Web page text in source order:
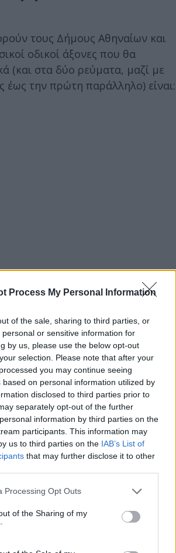
Process My Personal Information
of the sale, sharing to third parties, or
or sensitive information for
by us, please use the below opt-out
selection. Please note that after your
you may continue seeing
based on personal information utilized by
disclosed to third parties prior to
separately opt-out of the further
information by third parties on the
participants. This information may
us to third parties on the IAB’s List of
that may further disclose it to other
website/app uses one or more Google
or usage behaviour. You may click to
to Google and its third-party tags to
specified purposes in below Google
Processing Opt Outs
of the Sharing of my
τους Δήμους Αθηναίων και
οδικοί άξονες που θα
(και στα δύο ρεύματα, μαζί με
έως την πρώτη παράλληλο) είναι:
Κωνσταντίνου & Βασιλίσσης